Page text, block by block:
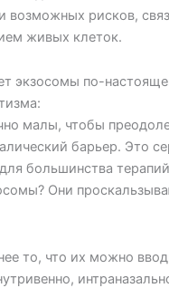
возможных рисков,
живых клеток.
экзосомы по-
малы, чтобы
барьер. Это
большинства
Они
то, что их можно